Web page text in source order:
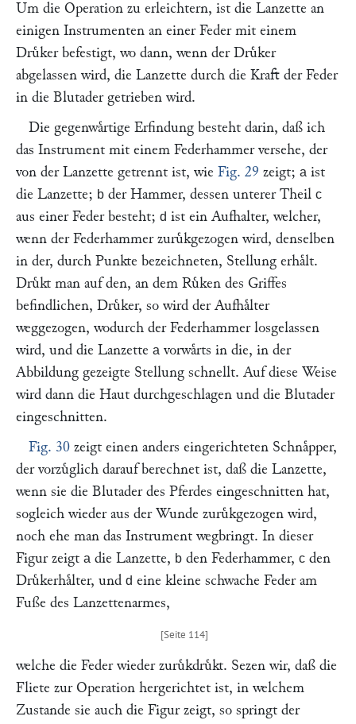
Um die Operation zu erleichtern, ist die Lanzette an
einigen Instrumenten an einer Feder mit einem
Druͤker befestigt, wo dann, wenn der Druͤker
abgelassen wird, die Lanzette durch die Kraft der Feder
in die Blutader getrieben wird.
Die gegenwaͤrtige Erfindung besteht darin, daß ich
das Instrument mit einem Federhammer versehe, der
von der Lanzette getrennt ist, wie Fig. 29 zeigt; a ist
die Lanzette; b der Hammer, dessen unterer Theil c
aus einer Feder besteht; d ist ein Aufhalter, welcher,
wenn der Federhammer zuruͤkgezogen wird, denselben
in der, durch Punkte bezeichneten, Stellung erhaͤlt.
Druͤkt man auf den, an dem Ruͤken des Griffes
befindlichen, Druͤker, so wird der Aufhaͤlter
weggezogen, wodurch der Federhammer losgelassen
wird, und die Lanzette a vorwaͤrts in die, in der
Abbildung gezeigte Stellung schnellt. Auf diese Weise
wird dann die Haut durchgeschlagen und die Blutader
eingeschnitten.
Fig. 30 zeigt einen anders eingerichteten Schnaͤpper,
der vorzuͤglich darauf berechnet ist, daß die Lanzette,
wenn sie die Blutader des Pferdes eingeschnitten hat,
sogleich wieder aus der Wunde zuruͤkgezogen wird,
noch ehe man das Instrument wegbringt. In dieser
Figur zeigt a die Lanzette, b den Federhammer, c den
Druͤkerhaͤlter, und d eine kleine schwache Feder am
Fuße des Lanzettenarmes,
welche die Feder wieder zuruͤkdruͤkt. Sezen wir, daß die
Fliete zur Operation hergerichtet ist, in welchem
Zustande sie auch die Figur zeigt, so springt der